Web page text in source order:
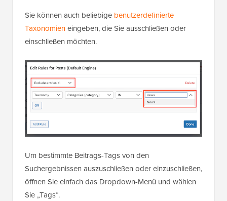
Sie können auch beliebige benutzerdefinierte
Taxonomieneingeben, die Sie ausschließen oder
einschließen möchten.
Um bestimmte Beitrags-Tags von den
Suchergebnissen auszuschließen oder einzuschließen,
öffnen Sie einfach das Dropdown-Menü und wählen
Sie „Tags“.